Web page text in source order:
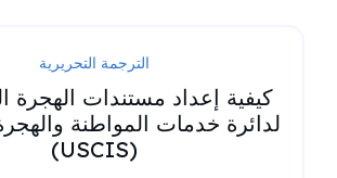
الترجمة التحريرية
كيفية إعداد مستندات الهجرة
لدائرة خدمات المواطنة
(USCIS)